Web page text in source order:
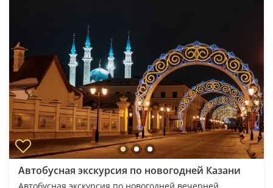
Автобусная экскурсия по новогодней Казани
Автобусная экскурсия по новогодней вечерней